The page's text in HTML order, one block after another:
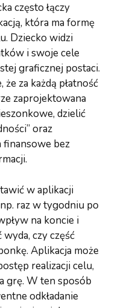
często łączy
która ma formę
Dziecko widzi
i swoje cele
graficznej postaci.
za każdą płatność
zaprojektowana
dzielić
oraz
bez
w aplikacji
raz w tygodniu po
na koncie i
wyda, czy część
Aplikacja może
realizacji celu,
grę. W ten sposób
odkładanie